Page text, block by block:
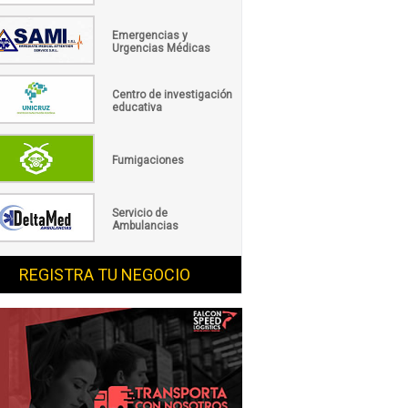
Emergencias y
Urgencias Médicas
Centro de investigación
educativa
Fumigaciones
Servicio de
Ambulancias
REGISTRA TU NEGOCIO